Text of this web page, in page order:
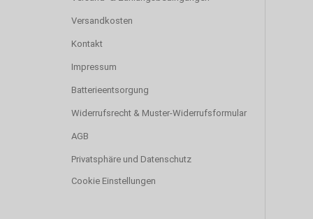
Versandkosten
Kontakt
Impressum
Batterieentsorgung
Widerrufsrecht & Muster-Widerrufsformular
AGB
Privatsphäre und Datenschutz
Cookie Einstellungen